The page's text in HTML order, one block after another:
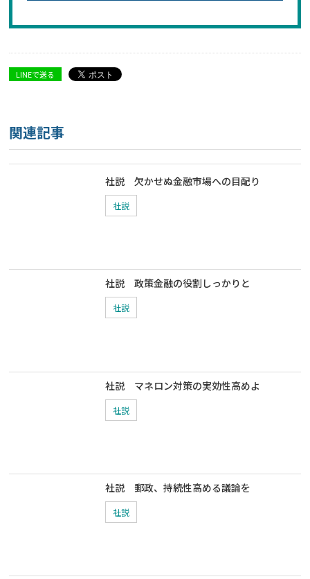
LINEで送る
関連記事
社説 欠かせぬ金融市場への目配り
社説
社説 政策金融の役割しっかりと
社説
社説 マネロン対策の実効性高めよ
社説
社説 郵政、持続性高める議論を
社説